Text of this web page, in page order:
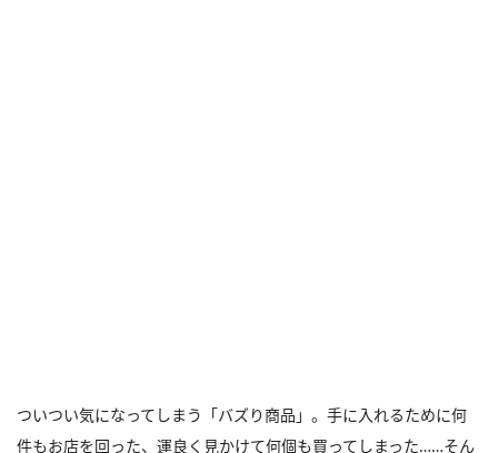
ついつい気になってしまう「バズり商品」。手に入れるために何
件もお店を回った、運良く見かけて何個も買ってしまった……そん